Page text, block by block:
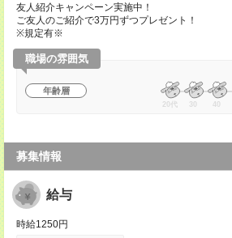
友人紹介キャンペーン実施中！
ご友人のご紹介で3万円ずつプレゼント！
※規定有※
職場の雰囲気
年齢層
20代 30 40
募集情報
給与
時給1250円